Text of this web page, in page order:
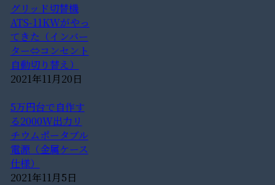
グリッド切替機
ATS-11KWがやっ
てきた（インバー
ター⇔コンセント
自動切り替え）
2021年11月20日
5万円台で自作す
る2000W出力リ
チウムポータブル
電源（金属ケース
仕様）
2021年11月5日